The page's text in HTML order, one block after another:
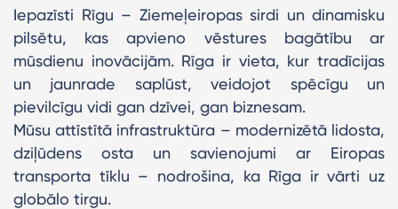
Iepazīsti Rīgu – Ziemeļeiropas sirdi un dinamisku
pilsētu, kas apvieno vēstures bagātību ar
mūsdienu inovācijām. Rīga ir vieta, kur tradīcijas
un jaunrade saplūst, veidojot spēcīgu un
pievilcīgu vidi gan dzīvei, gan biznesam.
Mūsu attīstītā infrastruktūra – modernizētā lidosta,
dziļūdens osta un savienojumi ar Eiropas
transporta tīklu – nodrošina, ka Rīga ir vārti uz
globālo tirgu.